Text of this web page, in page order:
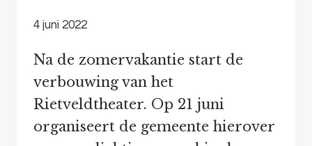
4 juni 2022
Na de zomervakantie start de
verbouwing van het
Rietveldtheater. Op 21 juni
organiseert de gemeente hierover